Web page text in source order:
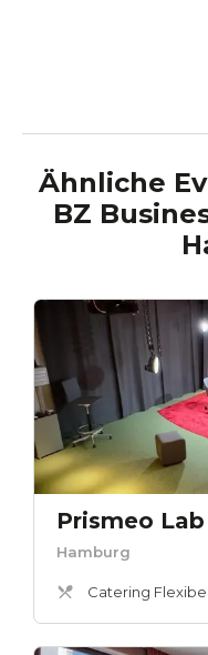
Ähnliche
BZ
Prismeo
Hamburg
Catering Flexibel